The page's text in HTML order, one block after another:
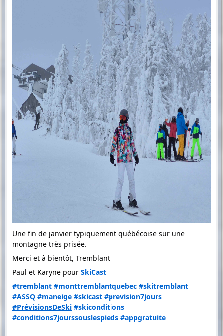
Une fin de janvier typiquement québécoise sur une
montagne très prisée.
Merci et à bientôt, Tremblant.
Paul et Karyne pour SkiCast
#tremblant #monttremblantquebec #skitremblant
#ASSQ #maneige #skicast #prevision7jours
#PrévisionsDeSki #skiconditions
#conditions7jourssouslespieds #appgratuite